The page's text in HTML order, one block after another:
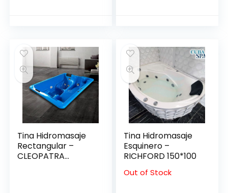
Tina Hidromasaje
Rectangular –
CLEOPATRA
Tina Hidromasaje
Esquinero –
RICHFORD 150*100
Out of Stock